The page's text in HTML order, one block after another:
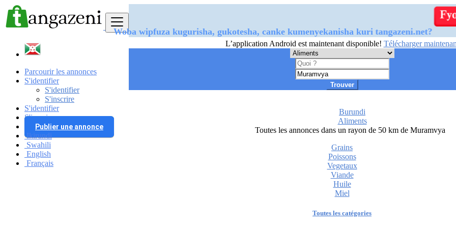
Parcourir les annonces
S'identifier
S'identifier
S'inscrire
S'identifier
S'inscrire
Publier une annonce
Ikirundi
Swahili
English
Français
Woba wipfuza kugurisha, gukotesha, canke kumenyekanisha kuri tangazeni.net?
L’application Android est maintenant disponible! Télécharger
Trouver
Burundi
Aliments
Toutes les annonces dans un rayon de 50 km de Muramvya
Grains
Poissons
Vegetaux
Viande
Huile
Miel
Toutes les catégories